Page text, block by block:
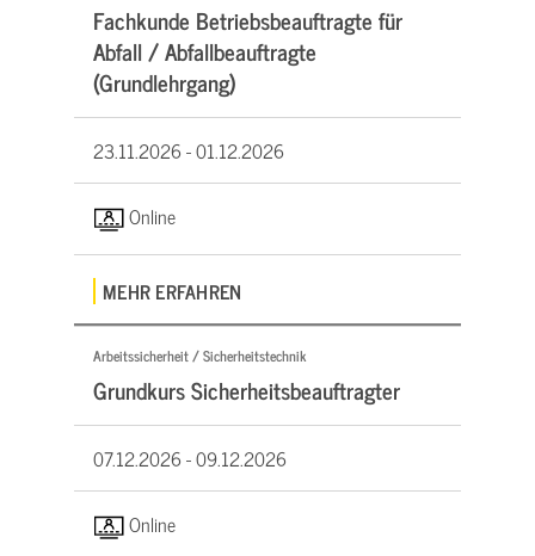
Fachkunde Betriebsbeauftragte für
Abfall / Abfallbeauftragte
(Grundlehrgang)
23.11.2026 -01.12.2026
Online
MEHR ERFAHREN
Arbeitssicherheit / Sicherheitstechnik
Grundkurs Sicherheitsbeauftragter
07.12.2026 -09.12.2026
Online